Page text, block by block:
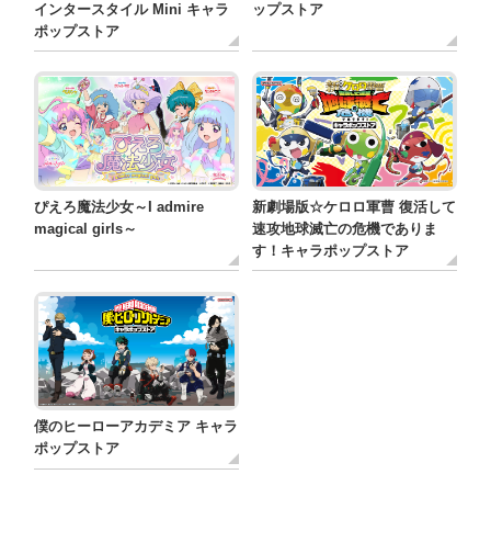
インタースタイル Mini キャラ
ポップストア
ップストア
ぴえろ魔法少女～I admire
magical girls～
新劇場版☆ケロロ軍曹 復活して
速攻地球滅亡の危機でありま
す！キャラポップストア
僕のヒーローアカデミア キャラ
ポップストア